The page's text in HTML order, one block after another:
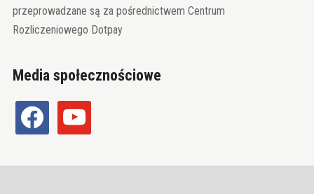
przeprowadzane są za pośrednictwem Centrum
Rozliczeniowego Dotpay
Media społecznościowe
facebook youtube